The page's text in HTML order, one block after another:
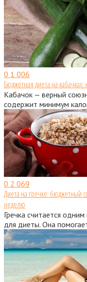
0 1 006
Бюджетная диета на
Кабачок — верный
содержит минимум
0 2 069
Диета на гречке: бюджетный
неделю
Гречка считается
для диеты. Она